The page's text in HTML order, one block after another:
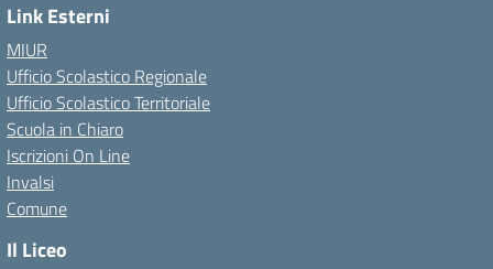
Link Esterni
MIUR
Ufficio Scolastico Regionale
Ufficio Scolastico Territoriale
Scuola in Chiaro
Iscrizioni On Line
Invalsi
Comune
Il Liceo